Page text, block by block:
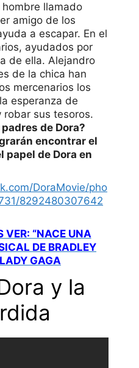
llamado
amigo de los
a escapar. En el
ayudados por
de ella. Alejandro
de la chica han
mercenarios los
esperanza de
robar sus tesoros.
de Dora?
encontrar el
papel de Dora en
DoraMovie/pho
8292480307642
VER: “NACE UNA
DE BRADLEY
GAGA
y la